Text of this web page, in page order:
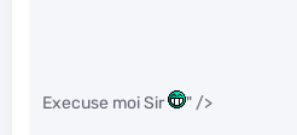
Execuse moi Sir " />